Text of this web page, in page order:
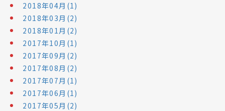
2018年04月(1)
2018年03月(2)
2018年01月(2)
2017年10月(1)
2017年09月(2)
2017年08月(2)
2017年07月(1)
2017年06月(1)
2017年05月(2)